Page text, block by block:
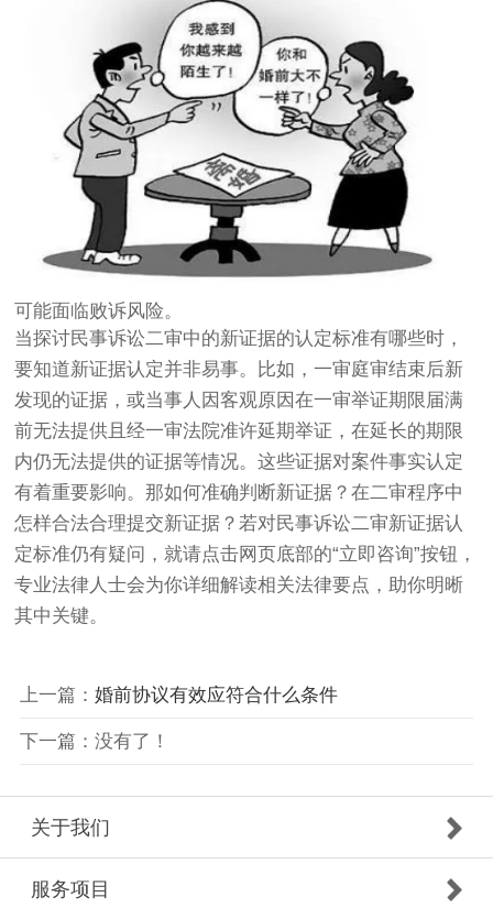
可能面临败诉风险。
当探讨民事诉讼二审中的新证据的认定标准有哪些时，
要知道新证据认定并非易事。比如，一审庭审结束后新
发现的证据，或当事人因客观原因在一审举证期限届满
前无法提供且经一审法院准许延期举证，在延长的期限
内仍无法提供的证据等情况。这些证据对案件事实认定
有着重要影响。那如何准确判断新证据？在二审程序中
怎样合法合理提交新证据？若对民事诉讼二审新证据认
定标准仍有疑问，就请点击网页底部的“立即咨询”按钮，
专业法律人士会为你详细解读相关法律要点，助你明晰
其中关键。
上一篇： 婚前协议有效应符合什么条件
下一篇：没有了！
关于我们
服务项目